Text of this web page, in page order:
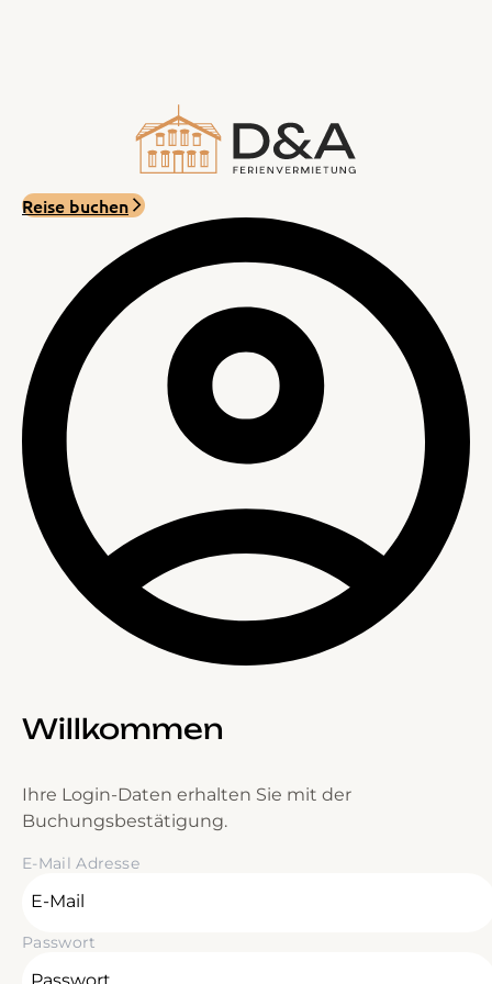
Reise buchen
Willkommen
Ihre Login-Daten erhalten Sie mit der
Buchungsbestätigung.
E-Mail Adresse
Passwort